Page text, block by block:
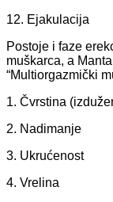
12. Ejakulacija
Postoje i faze
muškarca, a
“Multiorgazmički
1. Čvrstina
2. Nadimanje
3. Ukrućenost
4. Vrelina